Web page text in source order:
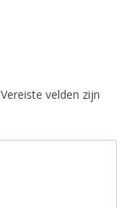
Vereiste velden zijn